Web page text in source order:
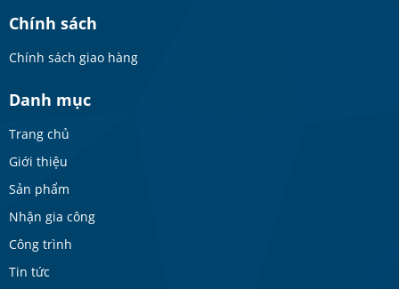
Chính sách
Chính sách giao hàng
Danh mục
Trang chủ
Giới thiệu
Sản phẩm
Nhận gia công
Công trình
Tin tức